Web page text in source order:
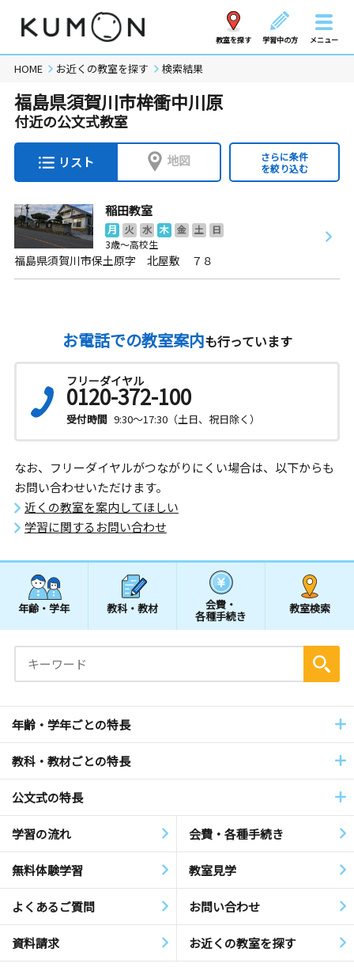
教室を探す 学習中の方 メニュー
HOME お近くの教室を探す 検索結果
福島県須賀川市桙衝中川原
付近の公文式教室
リスト 地図
さらに条件
を絞り込む
稲田教室
月 火 水 木 金 土
日
3歳～高校生
福島県須賀川市保土原字 北屋敷 ７８
お電話での教室案内も行っています
フリーダイヤル
0120-372-100
受付時間 9:30～17:30（土日、祝日除く）
なお、フリーダイヤルがつながりにくい場合は、以下からも
お問い合わせいただけます。
近くの教室を案内してほしい
学習に関するお問い合わせ
年齢・学年 教科・教材 会費・
各種手続き
教室検索
年齢・学年ごとの特長
教科・教材ごとの特長
公文式の特長
学習の流れ 会費・各種手続き
無料体験学習 教室見学
よくあるご質問 お問い合わせ
資料請求 お近くの教室を探す